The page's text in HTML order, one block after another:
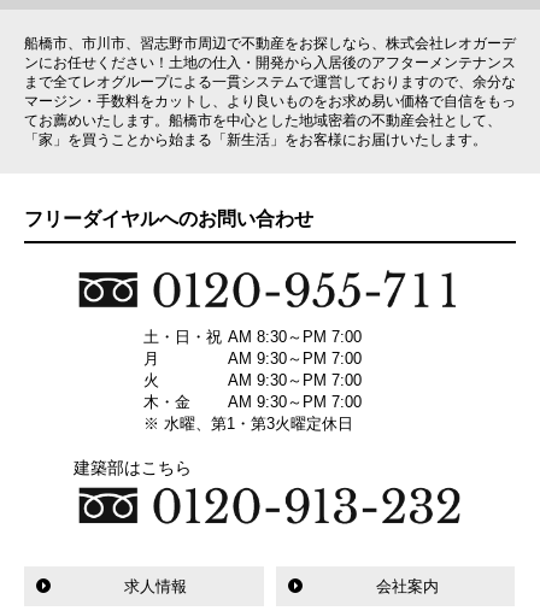
船橋市、市川市、習志野市周辺で不動産をお探しなら、株式会社レオガーデ
ンにお任せください！土地の仕入・開発から入居後のアフターメンテナンス
まで全てレオグループによる一貫システムで運営しておりますので、余分な
マージン・手数料をカットし、より良いものをお求め易い価格で自信をもっ
てお薦めいたします。船橋市を中心とした地域密着の不動産会社として、
「家」を買うことから始まる「新生活」をお客様にお届けいたします。
フリーダイヤルへのお問い合わせ
土・日・祝 AM 8:30～PM 7:00
月
AM 9:30～PM 7:00
火
AM 9:30～PM 7:00
木・金
AM 9:30～PM 7:00
※ 水曜、第1・第3火曜定休日
建築部はこちら
求人情報 会社案内